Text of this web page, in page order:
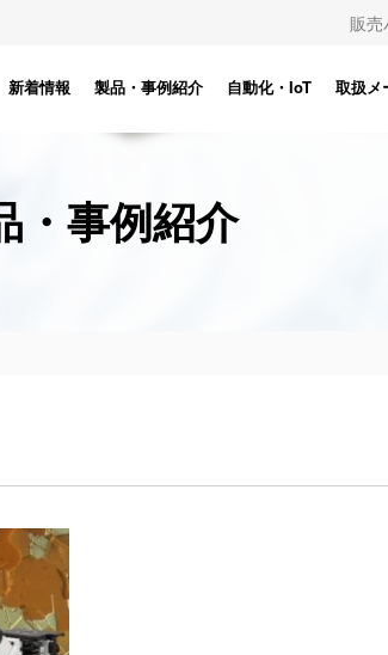
販
新着情報 製品・事例紹介 自動化・IoT 取扱メ
・事例紹介